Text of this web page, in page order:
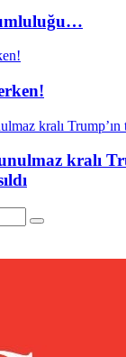
kralı